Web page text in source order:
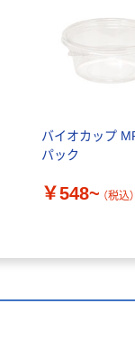
バイオカップ
パック
￥548~ （税込）